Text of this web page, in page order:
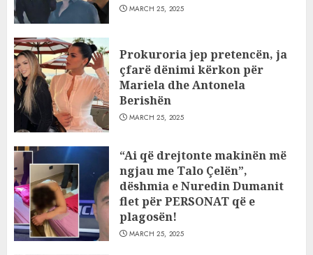
MARCH 25, 2025
Prokuroria jep pretencën, ja
çfarë dënimi kërkon për
Mariela dhe Antonela
Berishën
MARCH 25, 2025
“Ai që drejtonte makinën më
ngjau me Talo Çelën”,
dëshmia e Nuredin Dumanit
flet për PERSONAT që e
plagosën!
MARCH 25, 2025